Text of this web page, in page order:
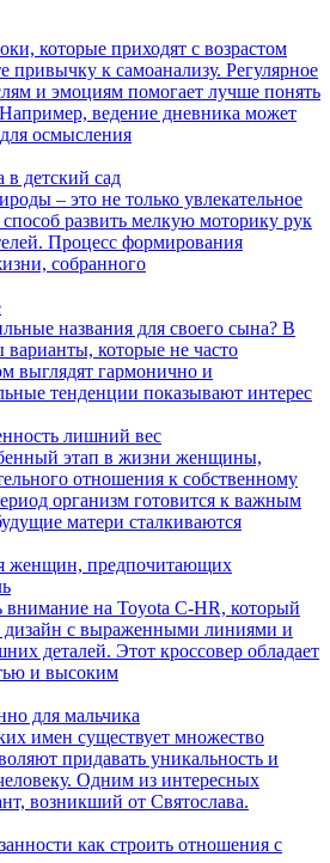
которые приходят с возрастом
привычку к самоанализу. Регулярное
и эмоциям помогает лучше понять
ведение дневника может
осмысления
детский сад
– это не только увлекательное
развить мелкую моторику рук
Процесс формирования
собранного
названия для своего сына? В
варианты, которые не часто
выглядят гармонично и
тенденции показывают интерес
лишний вес
этап в жизни женщины,
отношения к собственному
организм готовится к важным
матери сталкиваются
женщин, предпочитающих
внимание на Toyota C-HR, который
дизайн с выраженными линиями и
деталей. Этот кроссовер обладает
и высоким
для мальчика
имен существует множество
придавать уникальность и
Одним из интересных
возникший от Святослава.
как строить отношения с